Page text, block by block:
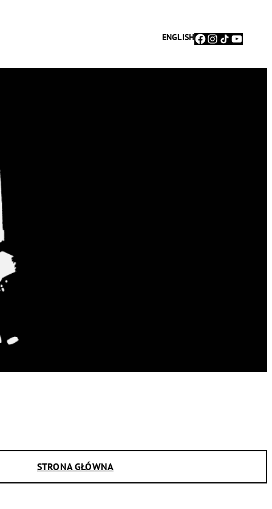
ENGLISHFacebook
Instagram
TikTok
STRONA GŁÓWNA